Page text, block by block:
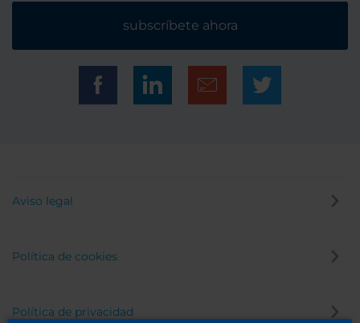
subscríbete ahora
Aviso legal
Política de cookies
Política de privacidad